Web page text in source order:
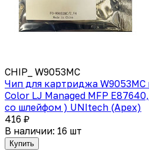
CHIP_ W9053MC
Чип для картриджа
Color LJ Managed MFP
со шлейфом ) UNItech (Apex)
416 ₽
В наличии: 16 шт
Купить